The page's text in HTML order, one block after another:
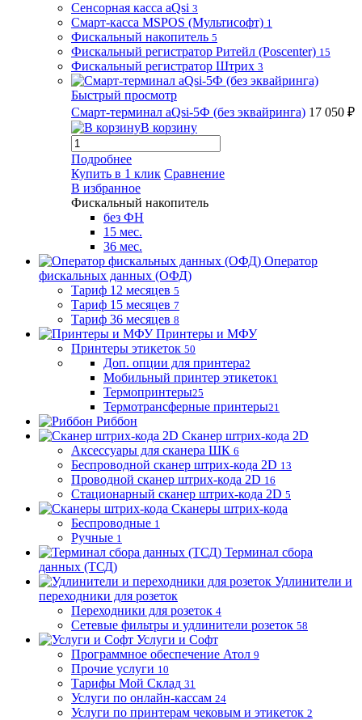
Сенсорная касса aQsi 3
Смарт-касса MSPOS (Мультисофт) 1
Фискальный накопитель 5
Фискальный регистратор Ритейл (Poscenter) 15
Фискальный регистратор Штрих 3
Быстрый просмотр
Смарт-терминал aQsi-5Ф (без эквайринга) 17 050 ₽
В корзину
Подробнее
Купить в 1 клик Сравнение
В избранное
Фискальный накопитель
без ФН
15 мес.
36 мес.
Оператор
фискальных данных (ОФД)
Тариф 12 месяцев 5
Тариф 15 месяцев 7
Тариф 36 месяцев 8
Принтеры и МФУ
Принтеры этикеток 50
Доп. опции для принтера2
Мобильный принтер этикеток1
Термопринтеры25
Термотрансферные принтеры21
Риббон
Сканер штрих-кода 2D
Аксессуары для сканера ШК 6
Беспроводной сканер штрих-кода 2D 13
Проводной сканер штрих-кода 2D 16
Стационарный сканер штрих-кода 2D 5
Сканеры штрих-кода
Беспроводные 1
Ручные 1
Терминал сбора
данных (ТСД)
Удлинители и
переходники для розеток
Переходники для розеток 4
Сетевые фильтры и удлинители розеток 58
Услуги и Софт
Программное обеспечение Атол 9
Прочие услуги 10
Тарифы Мой Склад 31
Услуги по онлайн-кассам 24
Услуги по принтерам чековым и этикеток 2